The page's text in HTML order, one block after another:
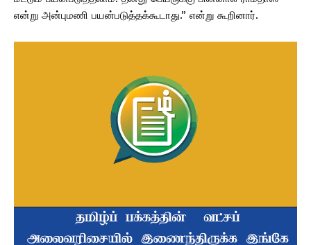
என்று அன்புமணி பயன்படுத்தக்கூடாது.” என்று கூறினார்.